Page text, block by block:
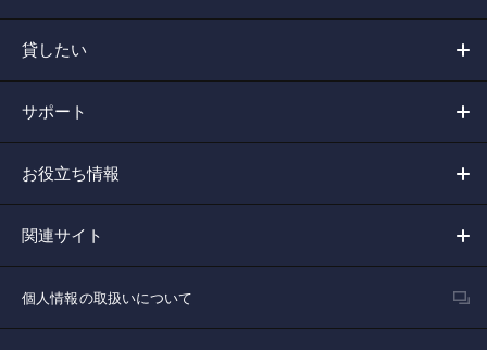
貸したい
サポート
お役立ち情報
関連サイト
個人情報の取扱いについて